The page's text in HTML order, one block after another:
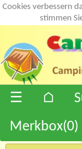
Cookies verbessern
stimmen
☰ ⌂
Merkbox(0)